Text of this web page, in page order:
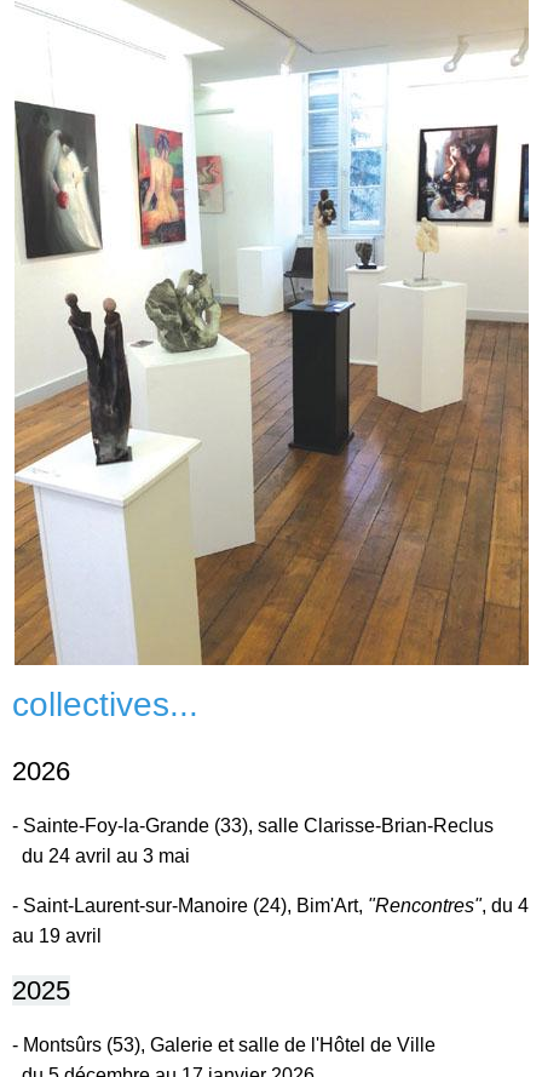
collectives...
2026
- Sainte-Foy-la-Grande (33), salle Clarisse-Brian-Reclus
du 24 avril au 3 mai
- Saint-Laurent-sur-Manoire (24), Bim'Art, "Rencontres", du 4
au 19 avril
2025
- Montsûrs (53), Galerie et salle de l'Hôtel de Ville